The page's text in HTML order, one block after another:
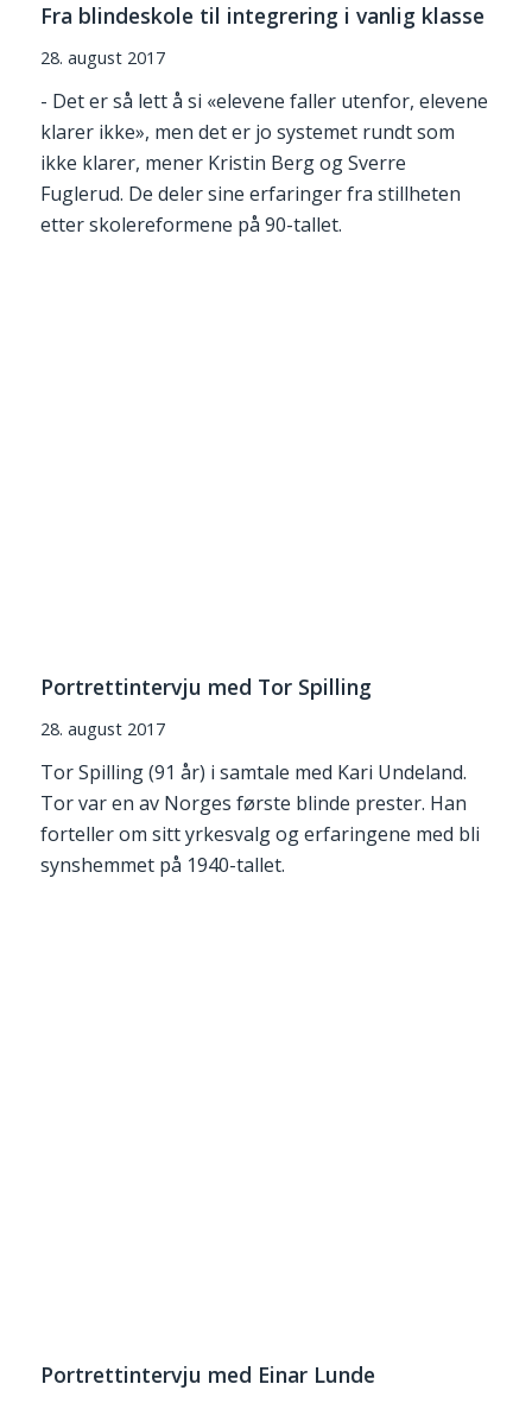
Fra blindeskole til integrering i vanlig klasse
28. august 2017
- Det er så lett å si «elevene faller utenfor, elevene
klarer ikke», men det er jo systemet rundt som
ikke klarer, mener Kristin Berg og Sverre
Fuglerud. De deler sine erfaringer fra stillheten
etter skolereformene på 90-tallet.
Portrettintervju med Tor Spilling
28. august 2017
Tor Spilling (91 år) i samtale med Kari Undeland.
Tor var en av Norges første blinde prester. Han
forteller om sitt yrkesvalg og erfaringene med bli
synshemmet på 1940-tallet.
Portrettintervju med Einar Lunde